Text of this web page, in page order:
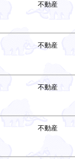
不動産
不動産
不動産
不動産